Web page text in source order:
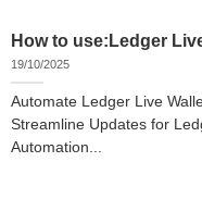
How to use:Ledger
19/10/2025
Automate Ledger Live
Streamline Updates for
Automation...